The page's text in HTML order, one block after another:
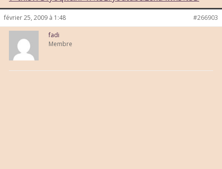
février 25, 2009 à 1:48 #266903
fadi
Membre